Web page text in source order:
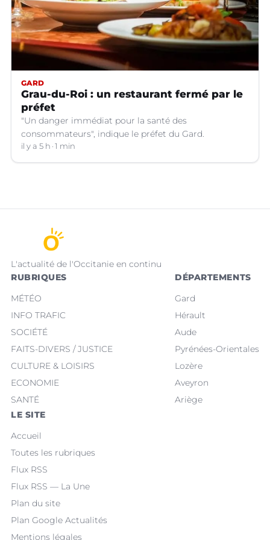
GARD
Grau-du-Roi : un restaurant fermé par le
préfet
"Un danger immédiat pour la santé des
consommateurs", indique le préfet du Gard.
il y a 5 h 1 min
L'actualité de l'Occitanie en continu
RUBRIQUES
MÉTÉO
INFO TRAFIC
SOCIÉTÉ
FAITS-DIVERS / JUSTICE
CULTURE & LOISIRS
ECONOMIE
SANTÉ
DÉPARTEMENTS
Gard
Hérault
Aude
Pyrénées-Orientales
Lozère
Aveyron
Ariège
LE SITE
Accueil
Toutes les rubriques
Flux RSS
Flux RSS — La Une
Plan du site
Plan Google Actualités
Mentions légales